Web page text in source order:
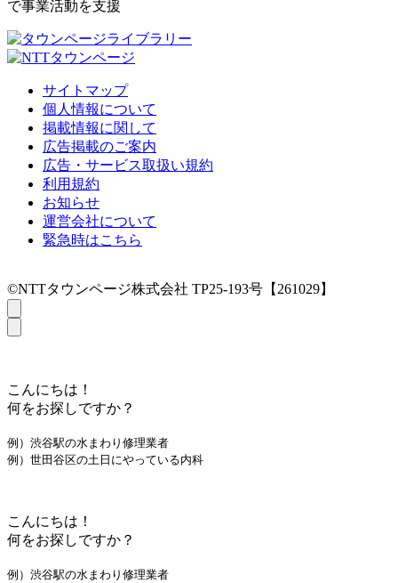
で事業活動を支援
サイトマップ
個人情報について
掲載情報に関して
広告掲載のご案内
広告・サービス取扱い規約
利用規約
お知らせ
運営会社について
緊急時はこちら
©NTTタウンページ株式会社 TP25-193号【261029】
こんにちは！
何をお探しですか？
例）渋谷駅の水まわり修理業者
例）世田谷区の土日にやっている内科
こんにちは！
何をお探しですか？
例）渋谷駅の水まわり修理業者